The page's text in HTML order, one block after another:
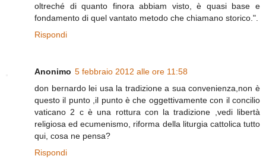
oltreché di quanto finora abbiam visto, è quasi base e
fondamento di quel vantato metodo che chiamano storico.".
Rispondi
Anonimo 5 febbraio 2012 alle ore 11:58
don bernardo lei usa la tradizione a sua convenienza,non è
questo il punto ,il punto è che oggettivamente con il concilio
vaticano 2 c è una rottura con la tradizione ,vedi libertà
religiosa ed ecumenismo, riforma della liturgia cattolica tutto
qui, cosa ne pensa?
Rispondi